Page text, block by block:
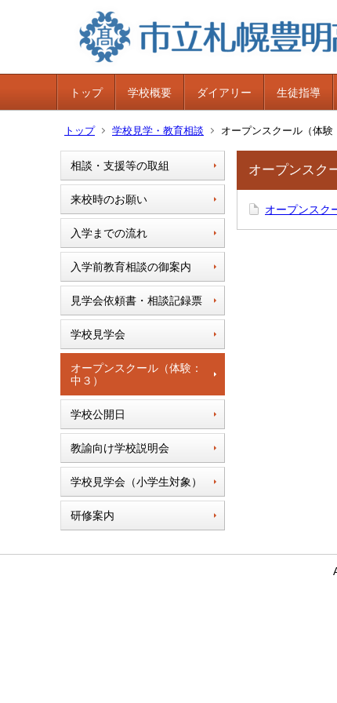
トップ 学校概要 ダイアリー 生徒指導
トップ 学校見学・教育相談 オープンスクール（体験
相談・支援等の取組
来校時のお願い
入学までの流れ
入学前教育相談の御案内
見学会依頼書・相談記録票
学校見学会
オープンスクール（体験：
中３）
学校公開日
教諭向け学校説明会
学校見学会（小学生対象）
研修案内
オープンスク
オープンスク